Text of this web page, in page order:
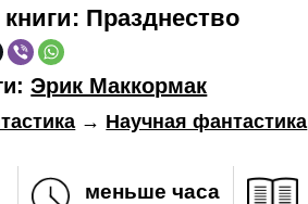
Празднество
Эрик Маккормак
→ Научная фантастика
меньше часа